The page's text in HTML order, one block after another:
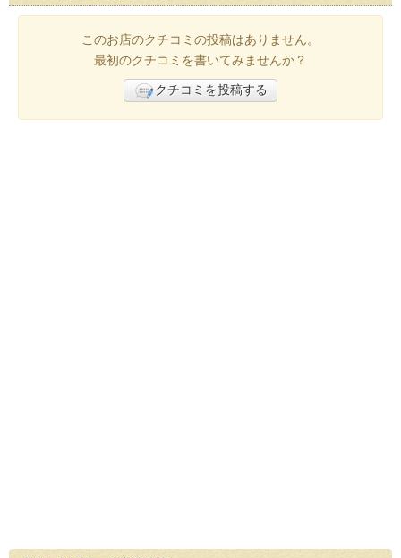
このお店のクチコミの投稿はありません。
最初のクチコミを書いてみませんか？
クチコミを投稿する